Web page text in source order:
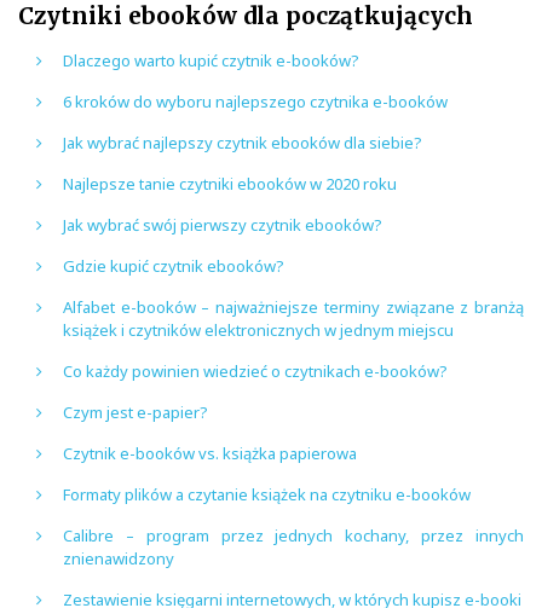
Czytniki ebooków dla początkujących
Dlaczego warto kupić czytnik e-booków?
6 kroków do wyboru najlepszego czytnika e-booków
Jak wybrać najlepszy czytnik ebooków dla siebie?
Najlepsze tanie czytniki ebooków w 2020 roku
Jak wybrać swój pierwszy czytnik ebooków?
Gdzie kupić czytnik ebooków?
Alfabet e-booków – najważniejsze terminy związane z branżą
książek i czytników elektronicznych w jednym miejscu
Co każdy powinien wiedzieć o czytnikach e-booków?
Czym jest e-papier?
Czytnik e-booków vs. książka papierowa
Formaty plików a czytanie książek na czytniku e-booków
Calibre – program przez jednych kochany, przez innych
znienawidzony
Zestawienie księgarni internetowych, w których kupisz e-booki